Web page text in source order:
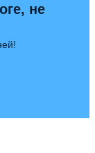
не